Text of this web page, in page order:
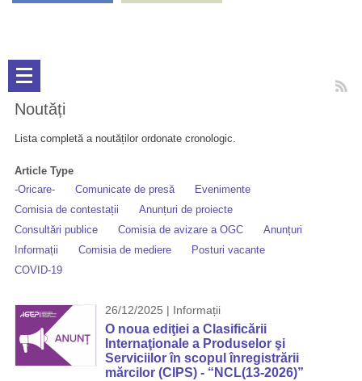
Noutăți
Lista completă a noutăților ordonate cronologic.
Article Type
-Oricare-
Comunicate de presă
Evenimente
Comisia de contestații
Anunțuri de proiecte
Consultări publice
Comisia de avizare a OGC
Anunțuri
Informații
Comisia de mediere
Posturi vacante
COVID-19
26/12/2025 | Informații
O noua ediţiei a Clasificării
Internaţionale a Produselor şi
Serviciilor în scopul înregistrării
mărcilor (CIPS) - “NCL(13-2026)”